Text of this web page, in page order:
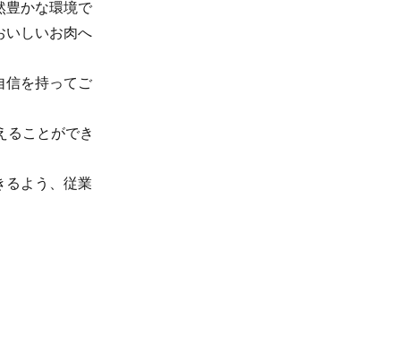
豊かな環境で
いしいお肉へ
信を持ってご
ることができ
るよう、従業